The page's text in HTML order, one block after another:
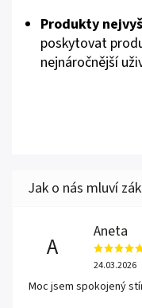
Produkty
poskytovat
nejnáročnější
A
Aneta
24.03.2026
Moc jsem spokojený